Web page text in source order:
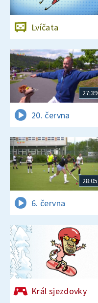
Lvíčata
27:39
20. června
28:05
6. června
Král sjezdovky